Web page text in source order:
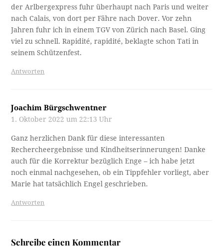
der Arlbergexpress fuhr überhaupt nach Paris und weiter
nach Calais, von dort per Fähre nach Dover. Vor zehn
Jahren fuhr ich in einem TGV von Zürich nach Basel. Ging
viel zu schnell. Rapidité, rapidité, beklagte schon Tati in
seinem Schützenfest.
Antworten
Joachim Bürgschwentner
1. Oktober 2022 um 22:13 Uhr
Ganz herzlichen Dank für diese interessanten
Rechercheergebnisse und Kindheitserinnerungen! Danke
auch für die Korrektur bezüglich Enge – ich habe jetzt
noch einmal nachgesehen, ob ein Tippfehler vorliegt, aber
Marie hat tatsächlich Engel geschrieben.
Antworten
Schreibe einen Kommentar